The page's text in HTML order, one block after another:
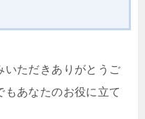
いただきありがとうご
もあなたのお役に立て